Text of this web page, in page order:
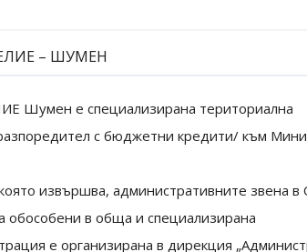
– ШУМЕН
е специализирана териториална
с бюджетни кредити/ към
извършва, административните звена в
в обща и специализирана
е организирана в дирекция